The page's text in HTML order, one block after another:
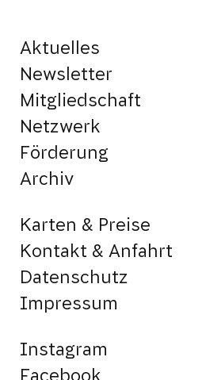
Aktuelles
Newsletter
Mitgliedschaft
Netzwerk
Förderung
Archiv
Karten & Preise
Kontakt & Anfahrt
Datenschutz
Impressum
Instagram
Facebook